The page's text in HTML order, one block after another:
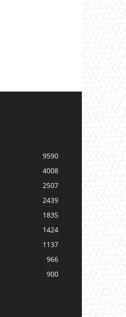
9590
4008
2507
2439
1835
1424
1137
966
900